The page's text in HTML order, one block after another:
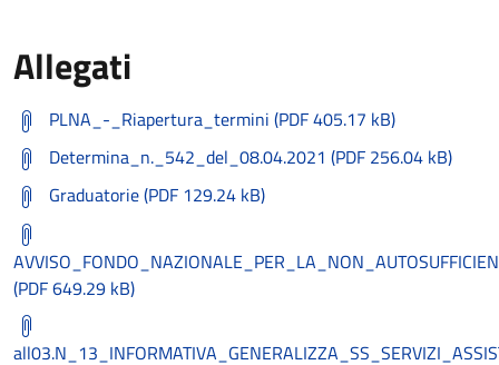
Allegati
PLNA_-_Riapertura_termini (PDF 405.17 kB)
Determina_n._542_del_08.04.2021 (PDF 256.04 kB)
Graduatorie (PDF 129.24 kB)
(PDF 649.29 kB)